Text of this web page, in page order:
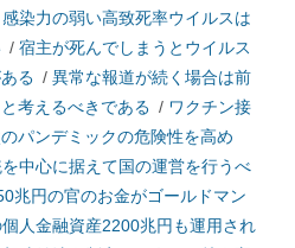
感染力の弱い高致死率ウイルスは
/ 宿主が死んでしまうとウイルス
る / 異常な報道が続く場合は前
考えるべきである / ワクチン接
パンデミックの危険性を高め
中心に据えて国の運営を行うべ
兆円の官のお金がゴールドマン
個人金融資産2200兆円も運用され